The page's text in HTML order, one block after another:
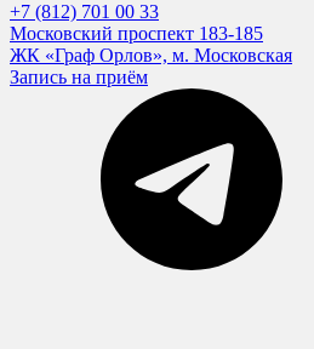
+7 (812) 701 00 33
Московский проспект 183-185
ЖК «Граф Орлов», м. Московская
Запись на приём